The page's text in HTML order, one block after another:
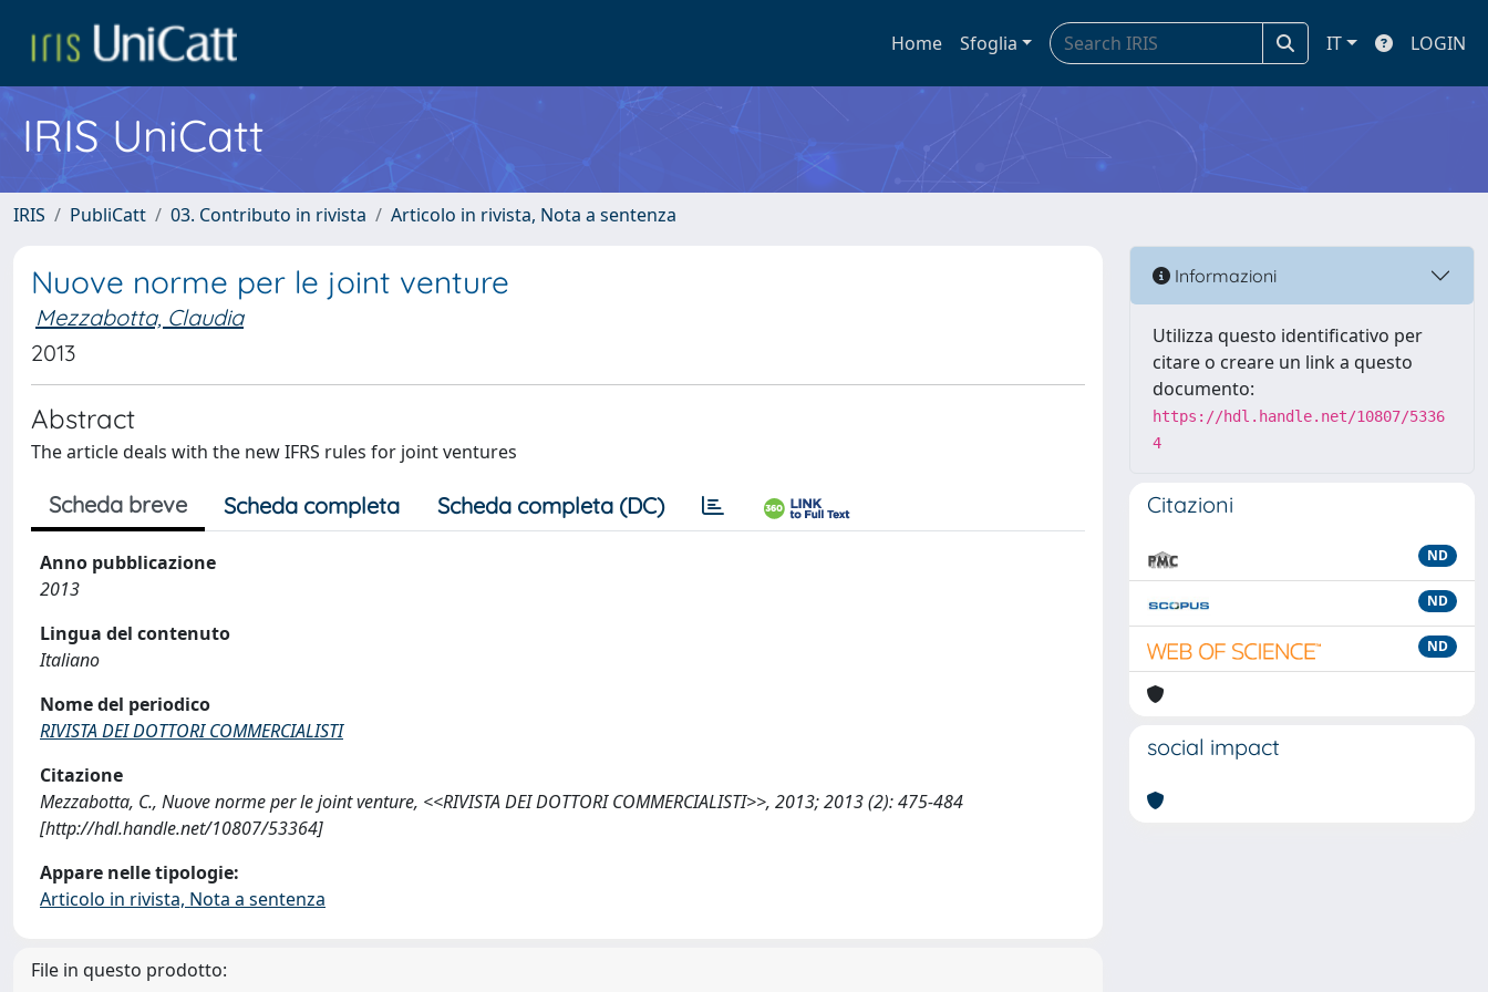
Home Sfoglia IT LOGIN
IRIS UniCatt
IRIS PubliCatt 03. Contributo in rivista Articolo in rivista, Nota a sentenza
Nuove norme per le joint venture
Mezzabotta, Claudia
2013
Abstract
The article deals with the new IFRS rules for joint ventures
Scheda breve Scheda completa Scheda completa (DC)
Anno pubblicazione
2013
Lingua del contenuto
Italiano
Nome del periodico
RIVISTA DEI DOTTORI COMMERCIALISTI
Citazione
Mezzabotta, C., Nuove norme per le joint venture, <<RIVISTA DEI DOTTORI COMMERCIALISTI>>, 2013; 2013 (2): 475-484
[http://hdl.handle.net/10807/53364]
Appare nelle tipologie:
Articolo in rivista, Nota a sentenza
File in questo prodotto:
Informazioni
Utilizza questo identificativo per
citare o creare un link a questo
documento:
https://hdl.handle.net/10807/5336
4
Citazioni
ND
ND
ND
social impact